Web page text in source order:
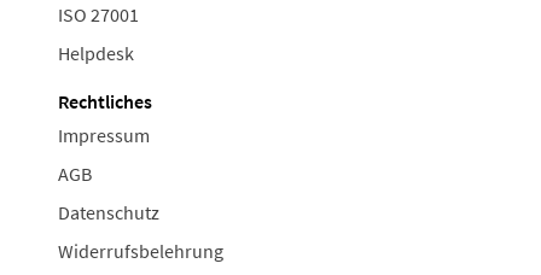
ISO 27001
Helpdesk
Rechtliches
Impressum
AGB
Datenschutz
Widerrufsbelehrung